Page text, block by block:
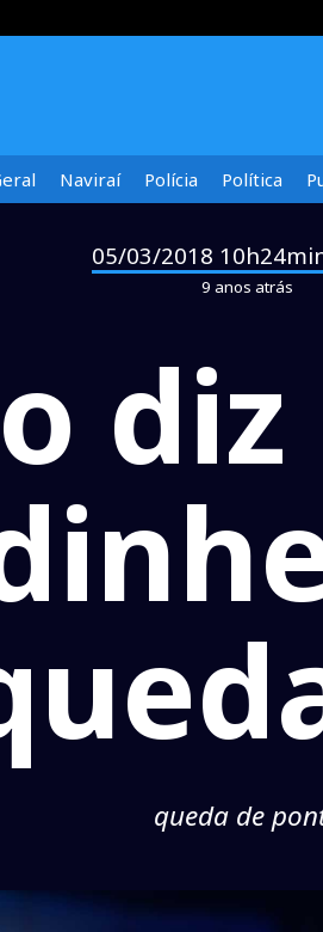
Naviraí Polícia Política
05/03/2018
9 anos atrás
queda de